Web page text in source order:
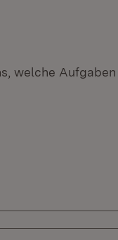
welche Aufgaben